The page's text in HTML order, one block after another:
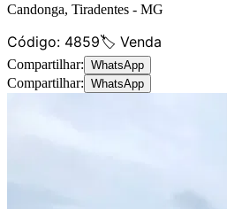
Candonga, Tiradentes - MG
Código: 4859🏷️ Venda
Compartilhar: WhatsApp
Compartilhar: WhatsApp